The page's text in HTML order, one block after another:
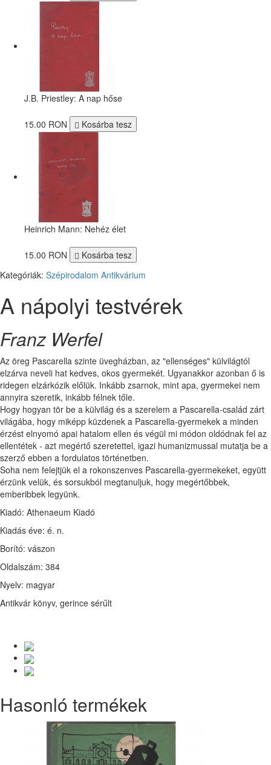
J.B. Priestley: A nap hőse
15.00 RON Kosárba tesz
Heinrich Mann: Nehéz élet
15.00 RON
Kosárba tesz
Kategóriák: Szépirodalom Antikvárium
A nápolyi testvérek
Franz Werfel
Az öreg Pascarella szinte üvegházban, az "ellenséges" külvilágtól
elzárva neveli hat kedves, okos gyermekét. Ugyanakkor azonban ő is
ridegen elzárkózik előlük. Inkább zsarnok, mint apa, gyermekei nem
annyira szeretik, inkább félnek tőle.
Hogy hogyan tör be a külvilág és a szerelem a Pascarella-család zárt
világába, hogy miképp küzdenek a Pascarella-gyermekek a minden
érzést elnyomó apai hatalom ellen és végül mi módon oldódnak fel az
ellentétek - azt megértő szeretettel, igazi humanizmussal mutatja be a
szerző ebben a fordulatos történetben.
Soha nem felejtjük el a rokonszenves Pascarella-gyermekeket, együtt
érzünk velük, és sorsukból megtanuljuk, hogy megértőbbek,
emberibbek legyünk.
Kiadó: Athenaeum Kiadó
Kiadás éve: é. n.
Borító: vászon
Oldalszám: 384
Nyelv: magyar
Antikvár könyv, gerince sérűlt
Hasonló termékek